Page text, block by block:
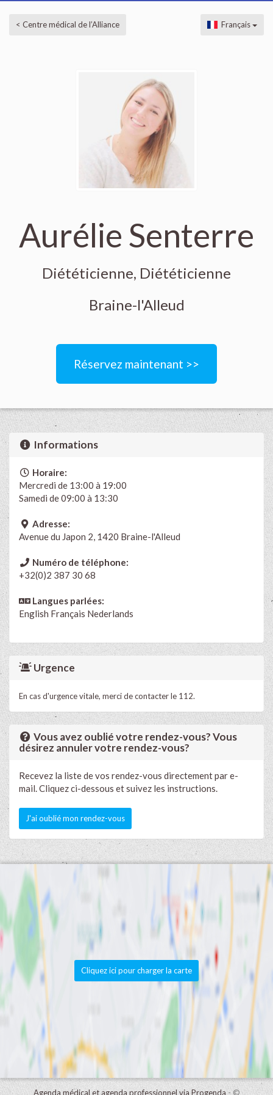
< Centre médical de l’Alliance Français
Aurélie Senterre
Diététicienne, Diététicienne
Braine-l'Alleud
Réservez maintenant >>
Informations
Horaire:
Mercredi de 13:00 à 19:00
Samedi de 09:00 à 13:30
Adresse:
Avenue du Japon 2, 1420 Braine-l'Alleud
Numéro de téléphone:
+32(0)2 387 30 68
Langues parlées:
English Français Nederlands
Urgence
En cas d'urgence vitale, merci de contacter le 112.
Vous avez oublié votre rendez-vous? Vous
désirez annuler votre rendez-vous?
Recevez la liste de vos rendez-vous directement par e-
mail. Cliquez ci-dessous et suivez les instructions.
J'ai oublié mon rendez-vous
Cliquez ici pour charger la carte
Agenda médical et agenda professionnel via Progenda- ©